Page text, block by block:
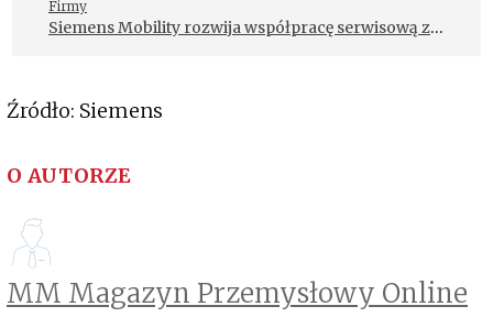
Firmy
Siemens Mobility rozwija współpracę serwisową z
Źródło: Siemens
O AUTORZE
MM Magazyn Przemysłowy Online